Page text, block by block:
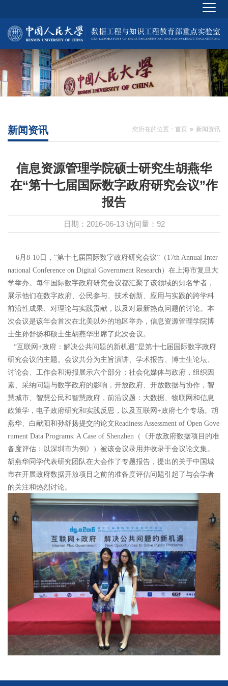
您所在的位置： 首页 新闻资讯
新闻资讯
信息资源管理学院硕士研究生胡燕华
在“第十七届国际数字政府研究会议”作
报告
日期：2016-06-13 访问量： 92
6月8-10日，“第十七届国际数字政府研究会议”（17th Annual Inter
national Conference on Digital Government Research）在上海市复旦大
学举办。每年国际数字政府研究会议都汇聚了该领域的知名学者，
展示他们在数字政府、公民参与、技术创新、应用与实践的跨学科
前沿性成果、对理论与实践贡献，以及对最新热点问题的讨论。本
次会议是该年会首次在北美以外的地区举办，信息资源管理学院博
士生孙舒扬和硕士生胡燕华出席了此次会议。
“互联网+政府：解决公共问题的新机遇”是第十七届国际数字政府
研究会议的主题。会议共分为主旨演讲、学术报告、博士生论坛、
讨论会、工作会和海报展示六个部分；社会化媒体与政府，组织因
素、采纳问题与数字政府的影响，开放政府、开放数据与协作，智
慧城市、智慧公民和智慧政府，前沿议题：大数据、物联网和信息
政策学，电子政府研究和实践反思，以及互联网+政府七个专场。胡
燕华、白献阳和孙舒扬提交的论文Readiness Assessment of Open Gove
rnment Data Programs: A Case of Shenzhen（《开放政府数据项目的准
备度评估：以深圳市为例》）被该会议录用并收录于会议论文集。
胡燕华同学代表研究团队在大会作了专题报告，提出的关于中国城
市在开展政府数据开放项目之前的准备度评估问题引起了与会学者
的关注和热烈讨论。